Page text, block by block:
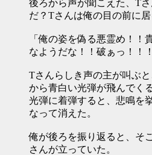
後ろから声が聞こえた、T
だ？Tさんは俺の目の前に
「俺の姿を偽る悪霊め！！
なようだな！！破ぁっ！！！
Tさんらしき声の主が叫ぶ
から青白い光弾が飛んでく
光弾に着弾すると、悲鳴を
なって消えた。
俺が後ろを振り返ると、そ
さんが立っていた。